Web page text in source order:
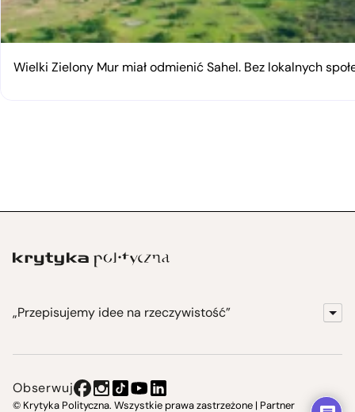
Wielki Zielony Mur miał odmienić Sahel. Bez lokalnych
„Przepisujemy idee na rzeczywistość”
Instytut Krytyki Politycznej
Obserwuj
© Krytyka Polityczna. Wszystkie prawa zastrzeżone | Partner